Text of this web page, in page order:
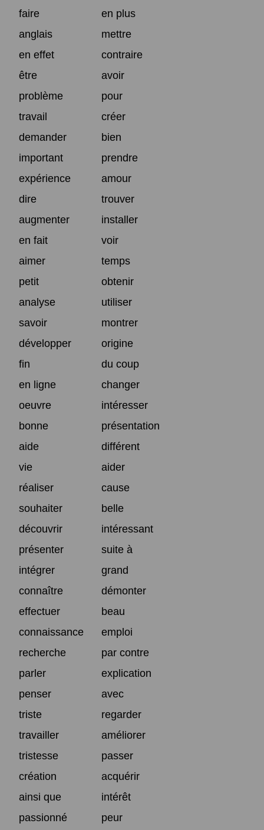
faire
en plus
anglais
mettre
en effet
contraire
être
avoir
problème
pour
travail
créer
demander
bien
important
prendre
expérience
amour
dire
trouver
augmenter
installer
en fait
voir
aimer
temps
petit
obtenir
analyse
utiliser
savoir
montrer
développer
origine
fin
du coup
en ligne
changer
oeuvre
intéresser
bonne
présentation
aide
différent
vie
aider
réaliser
cause
souhaiter
belle
découvrir
intéressant
présenter
suite à
intégrer
grand
connaître
démonter
effectuer
beau
connaissance
emploi
recherche
par contre
parler
explication
penser
avec
triste
regarder
travailler
améliorer
tristesse
passer
création
acquérir
ainsi que
intérêt
passionné
peur